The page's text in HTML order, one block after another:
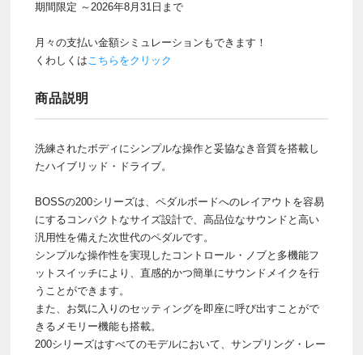
期間限定 ～2026年8月31日まで
月々の支払い金額シミュレーションもできます！
くわしくはこちらをクリック
商品説明
洗練されたボディにシンプルな操作と妥協なき音質を搭載し
たハイブリッド・ドライブ。
BOSSの200シリーズは、ペダルボードへのレイアウトを容易
にするコンパクトなサイズ設計で、高品位なサウンドと高い
汎用性を備えた次世代のペダルです。
シンプルな操作性を実現したコントロール・ノブと多機能フ
ットスイッチにより、直感的かつ簡単にサウンドメイクを行
うことができます。
また、お気に入りのセッティングを即座に呼び出すことがで
きるメモリー機能も搭載。
200シリーズはすべてのモデルにおいて、サンプリング・レー